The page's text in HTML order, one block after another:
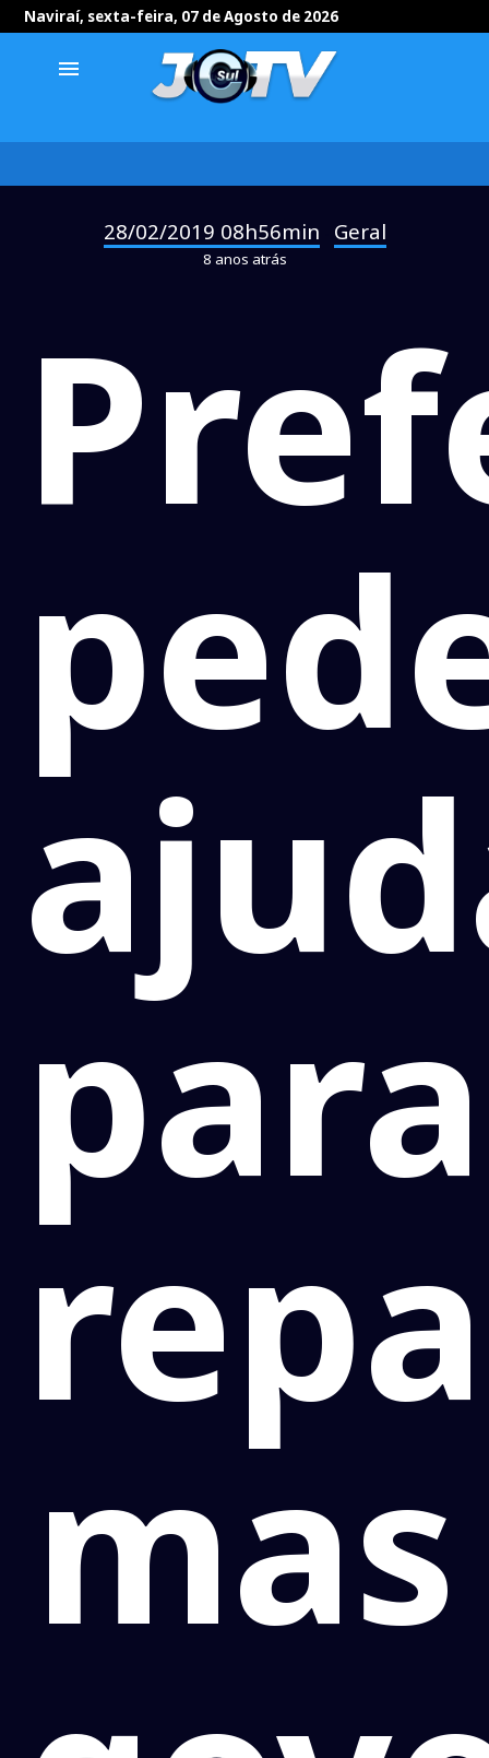
Naviraí, sexta-feira, 07 de Agosto de 2026
menu
28/02/2019 08h56min Geral
8 anos atrás
para
mas